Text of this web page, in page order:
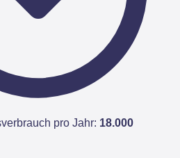
pro Jahr: 18.000